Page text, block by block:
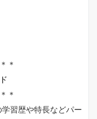
＊
＊
習歴や特長などパー